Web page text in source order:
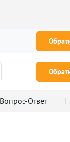
Вопрос-Ответ